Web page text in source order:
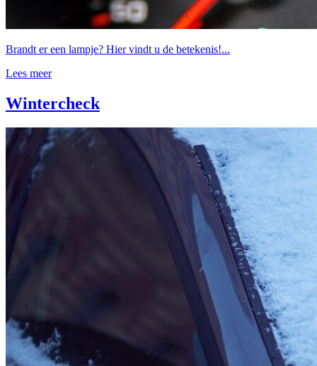
Brandt er een lampje? Hier vindt u de betekenis!...
Lees meer
Wintercheck